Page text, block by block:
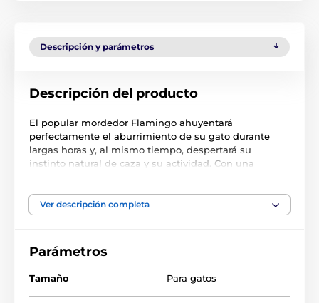
Descripción y parámetros
Descripción del producto
El popular mordedor Flamingo ahuyentará
perfectamente el aburrimiento de su gato durante
largas horas y, al mismo tiempo, despertará su
instinto natural de caza y su actividad. Con una
mayor distancia sin dolorosos arañazos.
Las especificaciones técnicas pueden cambiar sin
carácter ilustrativo.
Ver descripción completa
Parámetros
Tamaño Para gatos